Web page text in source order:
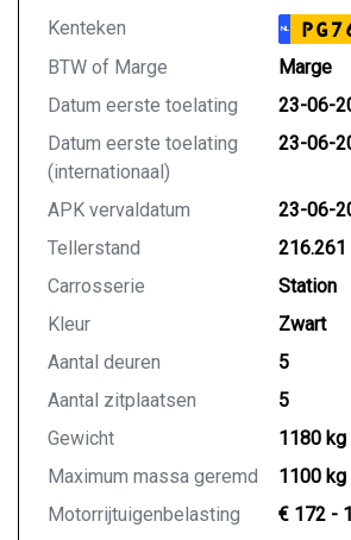
Kenteken NL
BTW of Marge
Marge
Datum eerste toelating
23-06-
Datum eerste toelating
(internationaal)
23-06-
APK vervaldatum
23-06-
Tellerstand
216.261
Carrosserie
Station
Kleur
Zwart
Aantal deuren
5
Aantal zitplaatsen
5
Gewicht
1180 kg
Maximum massa geremd
1100 kg
Motorrijtuigenbelasting
€ 172 -